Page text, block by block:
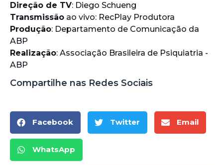
Direção de TV: Diego Schueng
Transmissão ao vivo: RecPlay Produtora
Produção: Departamento de Comunicação da
ABP
Realização: Associação Brasileira de Psiquiatria -
ABP
Compartilhe nas Redes Sociais
Facebook Twitter Email
WhatsApp